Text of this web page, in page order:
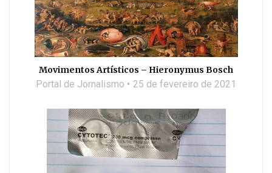
Movimentos Artísticos – Hieronymus Bosch
Portal de Jornalismo 25 de fevereiro de 2021